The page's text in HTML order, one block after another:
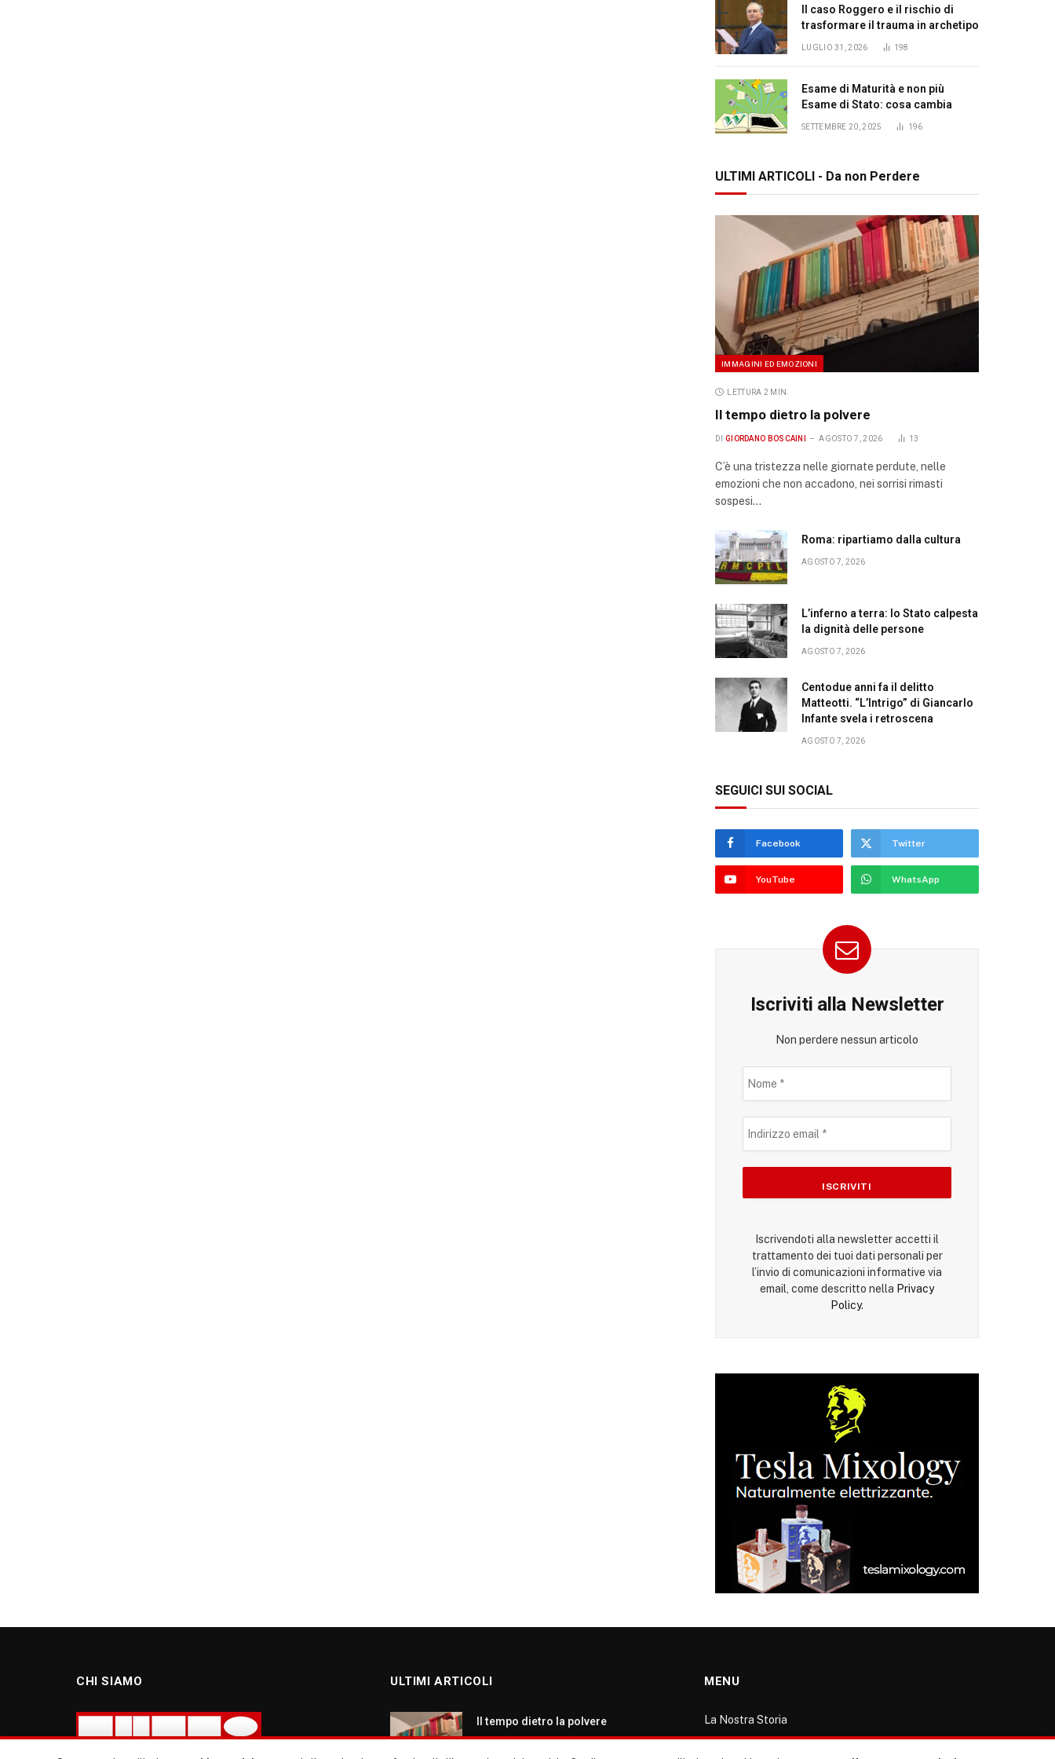
Il caso Roggero e il rischio di
trasformare il trauma in archetipo
LUGLIO 31, 2026 198
Esame di Maturità e non più
Esame di Stato: cosa cambia
SETTEMBRE 20, 2025 196
ULTIMI ARTICOLI - Da non Perdere
IMMAGINI ED EMOZIONI
LETTURA 2 MIN.
Il tempo dietro la polvere
DI GIORDANO BOSCAINI AGOSTO 7, 2026 13
C’è una tristezza nelle giornate perdute, nelle
emozioni che non accadono, nei sorrisi rimasti
sospesi…
Roma: ripartiamo dalla cultura
AGOSTO 7, 2026
L’inferno a terra: lo Stato calpesta
la dignità delle persone
AGOSTO 7, 2026
Centodue anni fa il delitto
Matteotti. “L’Intrigo” di Giancarlo
Infante svela i retroscena
AGOSTO 7, 2026
SEGUICI SUI SOCIAL
Facebook Twitter
YouTube WhatsApp
Iscriviti alla Newsletter
Non perdere nessun articolo
Iscrivendoti alla newsletter accetti il
trattamento dei tuoi dati personali per
l’invio di comunicazioni informative via
email, come descritto nella Privacy
Policy.
CHI SIAMO ULTIMI ARTICOLI
Il tempo dietro la polvere
MENU
La Nostra Storia